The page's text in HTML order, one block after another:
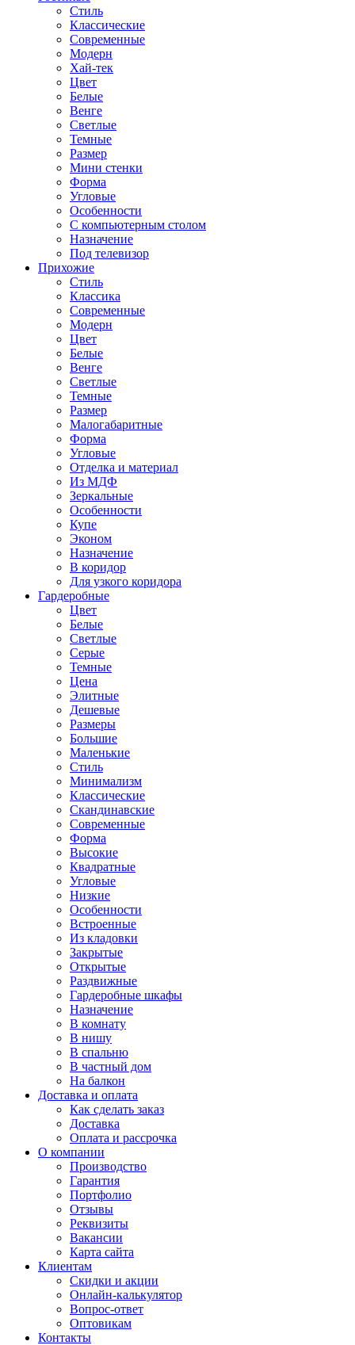
Стиль
Классические
Современные
Модерн
Хай-тек
Цвет
Белые
Венге
Светлые
Темные
Размер
Мини стенки
Форма
Угловые
Особенности
С компьютерным столом
Назначение
Под телевизор
Прихожие
Стиль
Классика
Современные
Модерн
Цвет
Белые
Венге
Светлые
Темные
Размер
Малогабаритные
Форма
Угловые
Отделка и материал
Из МДФ
Зеркальные
Особенности
Купе
Эконом
Назначение
В коридор
Для узкого коридора
Гардеробные
Цвет
Белые
Светлые
Серые
Темные
Цена
Элитные
Дешевые
Размеры
Большие
Маленькие
Стиль
Минимализм
Классические
Скандинавские
Современные
Форма
Высокие
Квадратные
Угловые
Низкие
Особенности
Встроенные
Из кладовки
Закрытые
Открытые
Раздвижные
Гардеробные шкафы
Назначение
В комнату
В нишу
В спальню
В частный дом
На балкон
Доставка и оплата
Как сделать заказ
Доставка
Оплата и рассрочка
О компании
Производство
Гарантия
Портфолио
Отзывы
Реквизиты
Вакансии
Карта сайта
Клиентам
Скидки и акции
Онлайн-калькулятор
Вопрос-ответ
Оптовикам
Контакты